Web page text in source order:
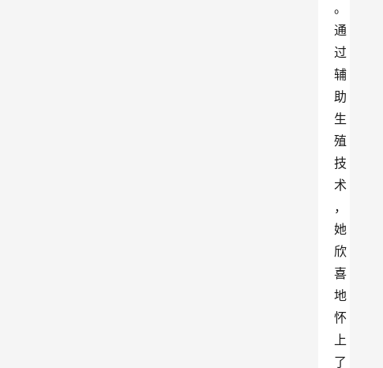
。
通
过
辅
助
生
殖
技
术
，
她
欣
喜
地
怀
上
了